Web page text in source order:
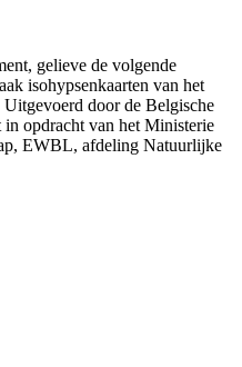
gelieve de volgende
isohypsenkaarten van het
door de Belgische
opdracht van het Ministerie
EWBL, afdeling Natuurlijke